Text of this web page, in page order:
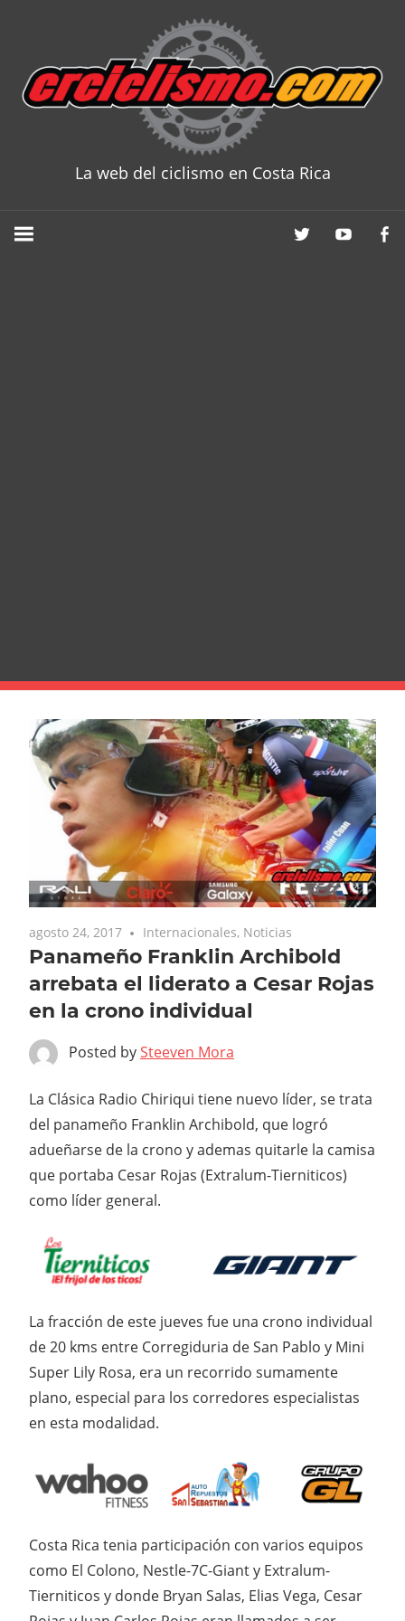
content
La web del ciclismo en Costa Rica
agosto 24, 2017 Internacionales, Noticias
Panameño Franklin Archibold
arrebata el liderato a Cesar Rojas
en la crono individual
Posted bySteeven Mora
La Clásica Radio Chiriqui tiene nuevo líder, se trata
del panameño Franklin Archibold, que logró
adueñarse de la crono y ademas quitarle la camisa
que portaba Cesar Rojas (Extralum-Tierniticos)
como líder general.
La fracción de este jueves fue una crono individual
de 20 kms entre Corregiduria de San Pablo y Mini
Super Lily Rosa, era un recorrido sumamente
plano, especial para los corredores especialistas
en esta modalidad.
Costa Rica tenia participación con varios equipos
como El Colono, Nestle-7C-Giant y Extralum-
Tierniticos y donde Bryan Salas, Elias Vega, Cesar